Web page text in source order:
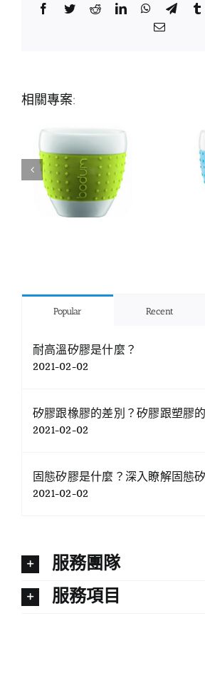
Facebook
TwitterRedditLinkedInWhatsApp
Email:
相關專案:
Popular Recent
耐高溫矽膠是什麼？
2021-02-02
矽膠跟橡膠的差別？矽膠跟塑膠
2021-02-02
固態矽膠是什麼？深入瞭解固態
2021-02-02
服務團隊
服務項目